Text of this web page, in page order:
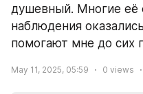
душевный. Многие её
наблюдения
помогают мне до сих
May 11, 2025, 05:59 0 views